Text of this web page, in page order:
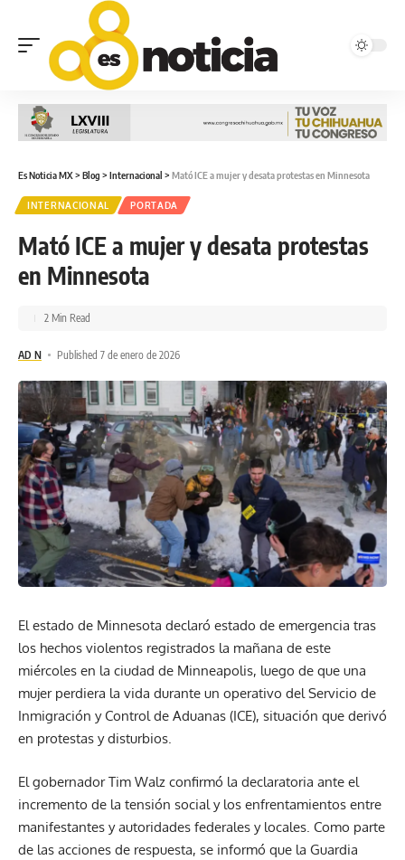
Es Noticia MX> Blog > Internacional > Mató ICE a mujer y desata protestas en Minnesota
INTERNACIONAL PORTADA
Mató ICE a mujer y desata protestas
en Minnesota
AD N Published 7 de enero de 2026
2 Min Read
El estado de Minnesota declaró estado de emergencia tras
los hechos violentos registrados la mañana de este
miércoles en la ciudad de Minneapolis, luego de que una
mujer perdiera la vida durante un operativo del Servicio de
Inmigración y Control de Aduanas (ICE), situación que derivó
en protestas y disturbios.
El gobernador Tim Walz confirmó la declaratoria ante el
incremento de la tensión social y los enfrentamientos entre
manifestantes y autoridades federales y locales. Como parte
de las acciones de respuesta, se informó que la Guardia